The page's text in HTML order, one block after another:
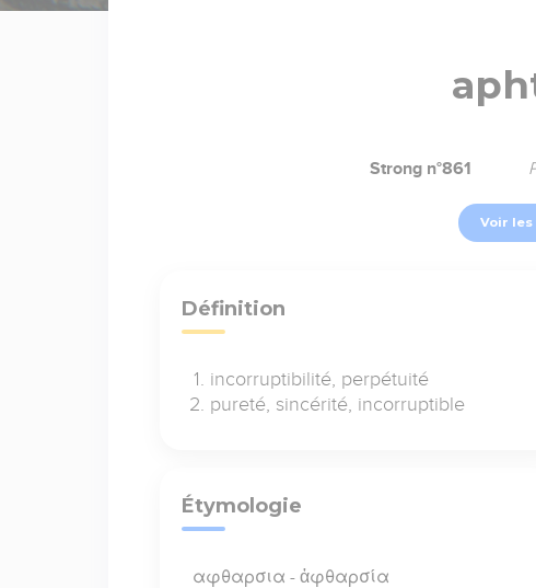
Strong n°861
Voir
Définition
incorruptibilité, perpétuité
pureté, sincérité, incorruptible
Étymologie
αφθαρσια - ἀφθαρσία